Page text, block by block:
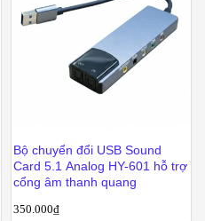
Bộ chuyển đổi USB Sound
Card 5.1 Analog HY-601 hỗ trợ
cổng âm thanh quang
350.000₫